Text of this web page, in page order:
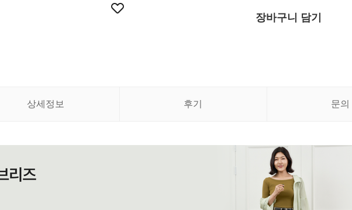
장바구니 담기
상세정보 후기 문의